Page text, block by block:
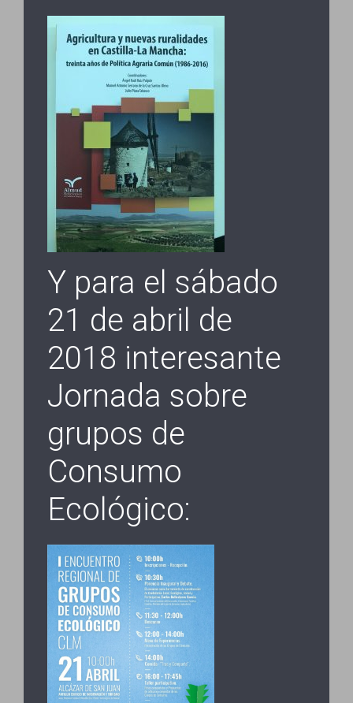
Y para el sábado
21 de abril de
2018 interesante
Jornada sobre
grupos de
Consumo
Ecológico: